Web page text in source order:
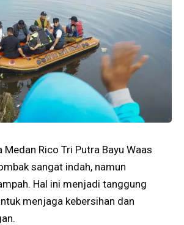
Medan Rico Tri Putra Bayu Waas
sangat indah, namun
Hal ini menjadi tanggung
menjaga kebersihan dan